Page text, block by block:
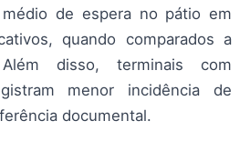
de espera no pátio em
quando comparados a
disso, terminais com
menor incidência de
documental.